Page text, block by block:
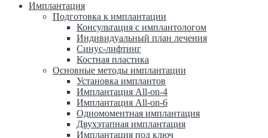
Имплантация
Подготовка к имплантации
Консультация с имплантологом
Индивидуальный план лечения
Синус-лифтинг
Костная пластика
Основные методы имплантации
Установка имплантов
Имплантация All-on-4
Имплантация All-on-6
Одномоментная имплантация
Двухэтапная имплантация
Имплантация под ключ